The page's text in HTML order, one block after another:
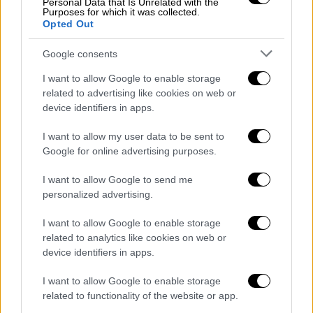
Purposes for which it was collected.
Opted Out
Google consents
I want to allow Google to enable storage
related to advertising like cookies on web or
device identifiers in apps.
I want to allow my user data to be sent to
Google for online advertising purposes.
I want to allow Google to send me
personalized advertising.
I want to allow Google to enable storage
related to analytics like cookies on web or
device identifiers in apps.
I want to allow Google to enable storage
related to functionality of the website or app.
υπόλοιποι επιφανείς Έλληνες στην
παγκόσμια κοινότητα. Ο Μπουαγιέ με
απαντητική επιστολή στις 15 Ιανουαρίου
1822 αναγνωρίζει το δικαίωμα των Ελλήνων
γι’ αυτοδιάθεση και μιλά με θερμά λόγια για
την επανάσταση. Αποτελεί την πρώτη
επανάστασης και του ελληνικού
κράτους: « Με μεγάλο ενθουσιασμό μάθαμε
ότι η Ελλάδα αναγκάστηκε τελικά να αρπάξει
τα όπλα, για να αποκτήσει την ελευθερία της
και τη θέση που της ανήκει ανάμεσα στα
κράτη. Πολίτες, μεταφέρετε στους
συμπατριώτες σας τις θερμότερες ευχές για
Αϊτής », έγραφε μεταξύ άλλων ο Ζαν Πιερ
Μπουαγέ.